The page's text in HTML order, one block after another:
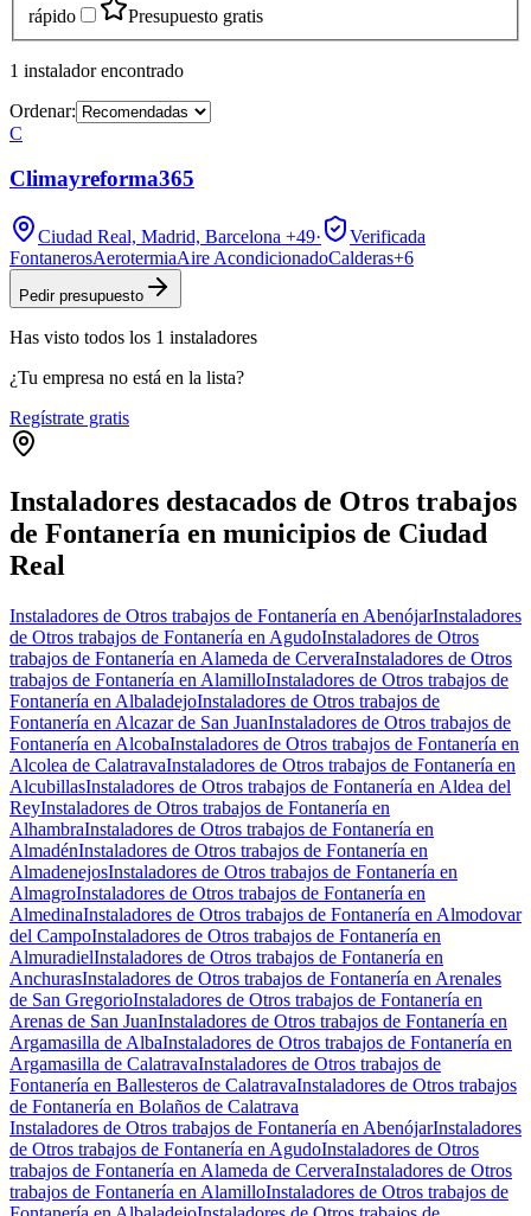
rápido
Presupuesto gratis
1 instalador encontrado
Ordenar:
C
Climayreforma365
Ciudad Real, Madrid, Barcelona +49·
Verificada
FontanerosAerotermiaAire AcondicionadoCalderas+6
Pedir presupuesto
Has visto todos los 1 instaladores
¿Tu empresa no está en la lista?
Regístrate gratis
Instaladores destacados de Otros trabajos
de Fontanería en municipios de Ciudad
Real
Instaladores de Otros trabajos de Fontanería en AbenójarInstaladores
de Otros trabajos de Fontanería en AgudoInstaladores de Otros
trabajos de Fontanería en Alameda de CerveraInstaladores de Otros
trabajos de Fontanería en AlamilloInstaladores de Otros trabajos de
Fontanería en AlbaladejoInstaladores de Otros trabajos de
Fontanería en Alcazar de San JuanInstaladores de Otros trabajos de
Fontanería en AlcobaInstaladores de Otros trabajos de Fontanería en
Alcolea de CalatravaInstaladores de Otros trabajos de Fontanería en
AlcubillasInstaladores de Otros trabajos de Fontanería en Aldea del
ReyInstaladores de Otros trabajos de Fontanería en
AlhambraInstaladores de Otros trabajos de Fontanería en
AlmadénInstaladores de Otros trabajos de Fontanería en
AlmadenejosInstaladores de Otros trabajos de Fontanería en
AlmagroInstaladores de Otros trabajos de Fontanería en
AlmedinaInstaladores de Otros trabajos de Fontanería en Almodovar
del CampoInstaladores de Otros trabajos de Fontanería en
AlmuradielInstaladores de Otros trabajos de Fontanería en
AnchurasInstaladores de Otros trabajos de Fontanería en Arenales
de San GregorioInstaladores de Otros trabajos de Fontanería en
Arenas de San JuanInstaladores de Otros trabajos de Fontanería en
Argamasilla de AlbaInstaladores de Otros trabajos de Fontanería en
Argamasilla de CalatravaInstaladores de Otros trabajos de
Fontanería en Ballesteros de CalatravaInstaladores de Otros trabajos
de Fontanería en Bolaños de Calatrava
Instaladores de Otros trabajos de Fontanería en AbenójarInstaladores
de Otros trabajos de Fontanería en AgudoInstaladores de Otros
trabajos de Fontanería en Alameda de CerveraInstaladores de Otros
trabajos de Fontanería en AlamilloInstaladores de Otros trabajos de